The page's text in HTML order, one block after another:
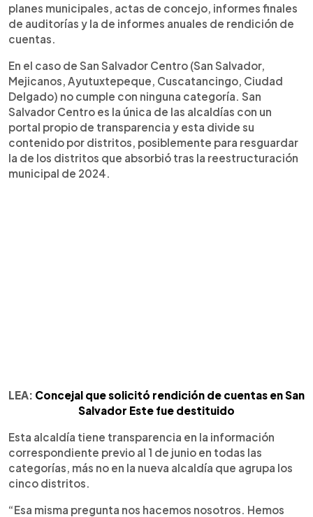
planes municipales, actas de concejo, informes finales
de auditorías y la de informes anuales de rendición de
cuentas.
En el caso de San Salvador Centro (San Salvador,
Mejicanos, Ayutuxtepeque, Cuscatancingo, Ciudad
Delgado) no cumple con ninguna categoría. San
Salvador Centro es la única de las alcaldías con un
portal propio de transparencia y esta divide su
contenido por distritos, posiblemente para resguardar
la de los distritos que absorbió tras la reestructuración
municipal de 2024.
LEA: Concejal que solicitó rendición de cuentas en San
Salvador Este fue destituido
Esta alcaldía tiene transparencia en la información
correspondiente previo al 1 de junio en todas las
categorías, más no en la nueva alcaldía que agrupa los
cinco distritos.
“Esa misma pregunta nos hacemos nosotros. Hemos